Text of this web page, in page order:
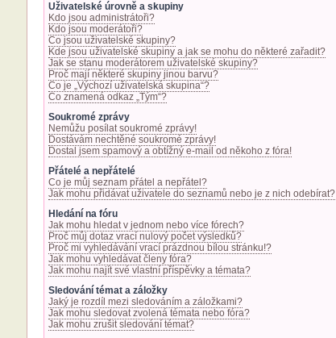
Uživatelské úrovně a skupiny
Kdo jsou administrátoři?
Kdo jsou moderátoři?
Co jsou uživatelské skupiny?
Kde jsou uživatelské skupiny a jak se mohu do některé zařadit?
Jak se stanu moderátorem uživatelské skupiny?
Proč mají některé skupiny jinou barvu?
Co je „Výchozí uživatelská skupina“?
Co znamená odkaz „Tým“?
Soukromé zprávy
Nemůžu posílat soukromé zprávy!
Dostávám nechtěné soukromé zprávy!
Dostal jsem spamový a obtížný e-mail od někoho z fóra!
Přátelé a nepřátelé
Co je můj seznam přátel a nepřátel?
Jak mohu přidávat uživatele do seznamů nebo je z nich odebírat?
Hledání na fóru
Jak mohu hledat v jednom nebo více fórech?
Proč můj dotaz vrací nulový počet výsledků?
Proč mi vyhledávání vrací prázdnou bílou stránku!?
Jak mohu vyhledávat členy fóra?
Jak mohu najít své vlastní příspěvky a témata?
Sledování témat a záložky
Jaký je rozdíl mezi sledováním a záložkami?
Jak mohu sledovat zvolená témata nebo fóra?
Jak mohu zrušit sledování témat?